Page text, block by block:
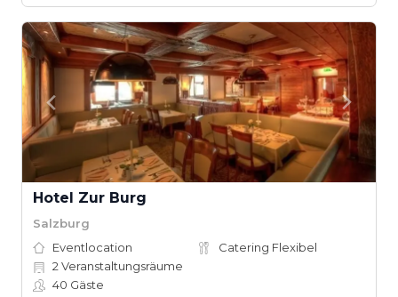
Hotel Zur Burg
Salzburg
Eventlocation
Catering Flexibel
2 Veranstaltungsräume
40 Gäste